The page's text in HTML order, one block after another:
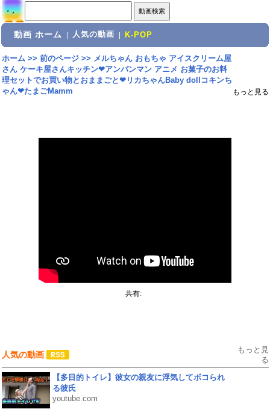
動画 ホーム 人気の動画 K-POP
ホーム>> 前のページ>> メルちゃん おもちゃ アイスクリーム屋
さん ケーキ屋さんキッチン❤︎アンパンマン アニメ お菓子のお料
理セットでお買い物とおままごと❤︎リカちゃんBaby dollコキンち
ゃん❤︎たまごMamm
もっと見る
共有:
人気の動画
もっと見
る
【多目的トイレ】彼女の親友に浮気してボコられ
る彼氏
youtube.com